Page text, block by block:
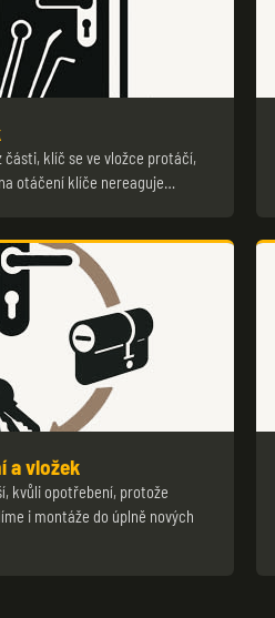
klíč se ve vložce protáčí,
otáčení klíče nereaguje…
a vložek
kvůli opotřebení, protože
i montáže do úplně nových